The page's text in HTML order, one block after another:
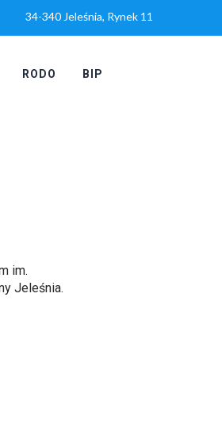
34-340 Jeleśnia, Rynek 11
RODO BIP
im.
Jeleśnia.